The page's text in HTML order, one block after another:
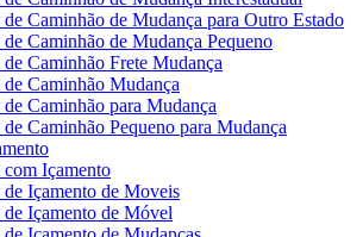
de Caminhão de Mudança para Outro Estado
de Caminhão de Mudança Pequeno
de Caminhão Frete Mudança
de Caminhão Mudança
de Caminhão para Mudança
de Caminhão Pequeno para Mudança
com Içamento
de Içamento de Moveis
de Içamento de Móvel